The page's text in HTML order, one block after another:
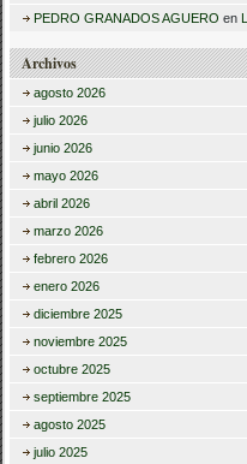
PEDRO GRANADOS AGUERO en
Archivos
agosto 2026
julio 2026
junio 2026
mayo 2026
abril 2026
marzo 2026
febrero 2026
enero 2026
diciembre 2025
noviembre 2025
octubre 2025
septiembre 2025
agosto 2025
julio 2025